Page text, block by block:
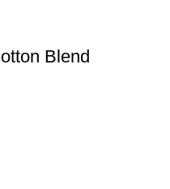
Blend